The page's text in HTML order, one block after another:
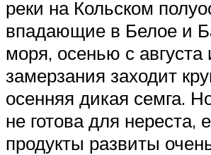
реки на Кольском
впадающие в Белое и
моря, осенью с августа
замерзания заходит
осенняя дикая семга.
не готова для нереста,
продукты развиты